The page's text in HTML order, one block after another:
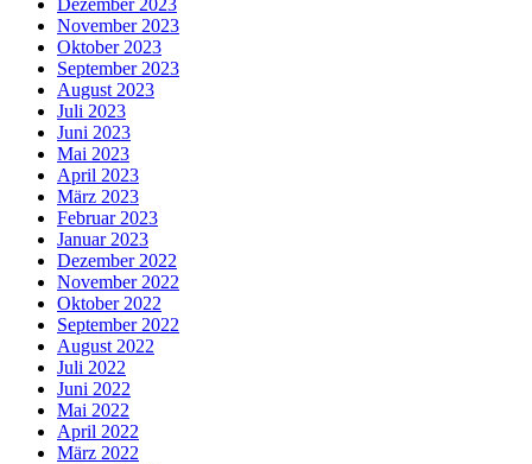
Dezember 2023
November 2023
Oktober 2023
September 2023
August 2023
Juli 2023
Juni 2023
Mai 2023
April 2023
März 2023
Februar 2023
Januar 2023
Dezember 2022
November 2022
Oktober 2022
September 2022
August 2022
Juli 2022
Juni 2022
Mai 2022
April 2022
März 2022